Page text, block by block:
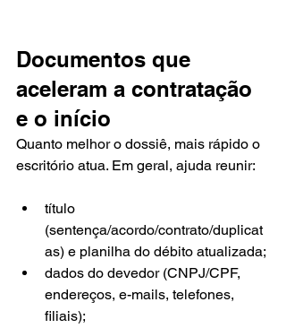
Documentos que
aceleram a contratação
e o início
Quanto melhor o dossiê, mais rápido o
escritório atua. Em geral, ajuda reunir:
título
(sentença/acordo/contrato/duplicat
as) e planilha do débito atualizada;
dados do devedor (CNPJ/CPF,
endereços, e-mails, telefones,
filiais);